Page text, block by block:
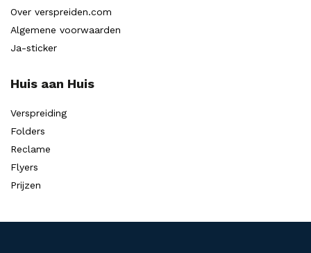
Over verspreiden.com
Algemene voorwaarden
Ja-sticker
Huis aan Huis
Verspreiding
Folders
Reclame
Flyers
Prijzen